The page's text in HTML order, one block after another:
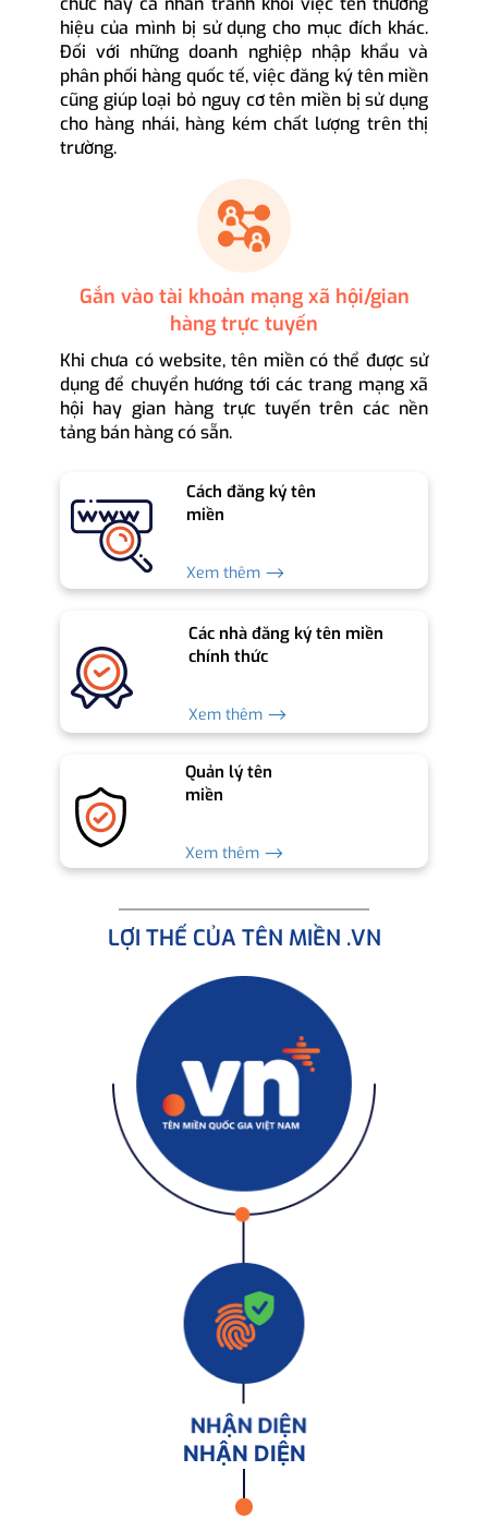
hiệu của mình bị sử dụng cho mục đích khác.
Đối với những doanh nghiệp nhập khẩu và
phân phối hàng quốc tế, việc đăng ký tên miền
cũng giúp loại bỏ nguy cơ tên miền bị sử dụng
cho hàng nhái, hàng kém chất lượng trên thị
trường.
Gắn vào tài khoản mạng xã hội/gian
hàng trực tuyến
Khi chưa có website, tên miền có thể được sử
dụng để chuyển hướng tới các trang mạng xã
hội hay gian hàng trực tuyến trên các nền
tảng bán hàng có sẵn.
Cách đăng ký tên
miền
Xem thêm ⟶
Các nhà đăng ký tên miền
chính thức
Xem thêm ⟶
Quản lý tên
miền
Xem thêm ⟶
LỢI THẾ CỦA TÊN MIỀN .VN
NHẬN DIỆN